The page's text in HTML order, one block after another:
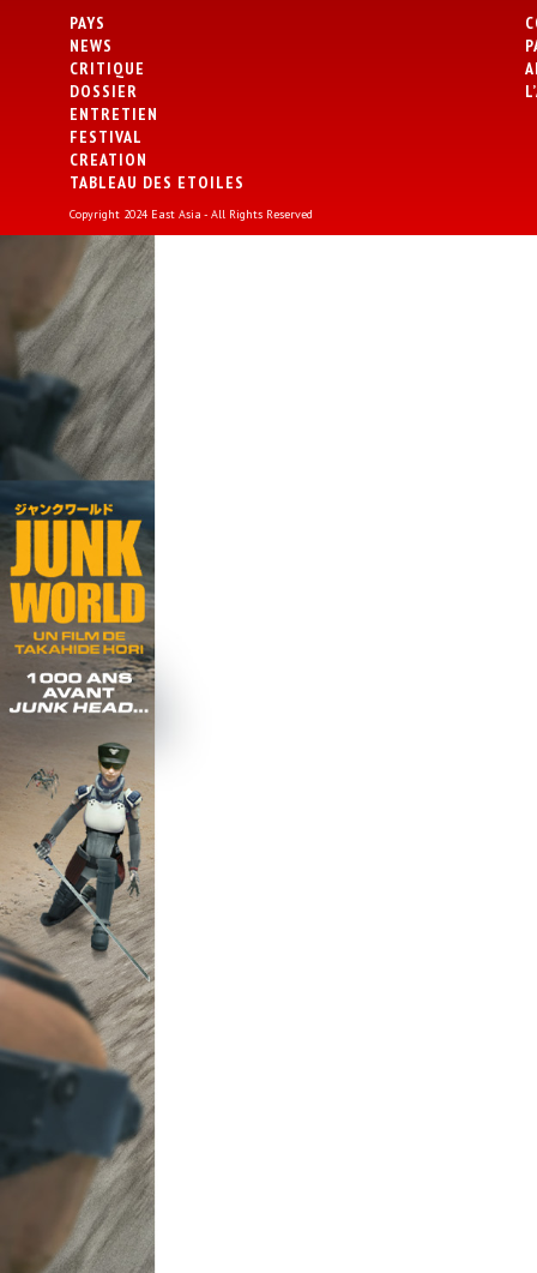
PAYS
NEWS
CRITIQUE
DOSSIER
ENTRETIEN
FESTIVAL
CREATION
TABLEAU DES ETOILES
Copyright 2024 East Asia - All Rights Reserved